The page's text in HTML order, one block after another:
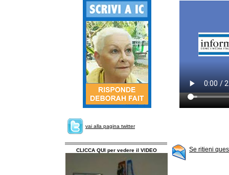
vai alla pagina twitter
CLICCA QUI per vedere il VIDEO Se ritieni